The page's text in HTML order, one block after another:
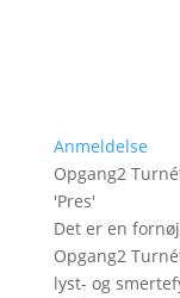
Anmeldelse
Opgang2
'Pres'
Det er en
Opgang2
lyst- og